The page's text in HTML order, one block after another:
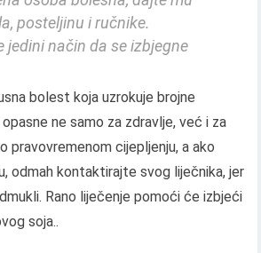
posteljinu i ručnike.
jedini način da se izbjegne
bolest koja uzrokuje brojne
ne samo za zdravlje, već i za
pravovremenom cijepljenju, a ako
odmah kontaktirajte svog liječnika, jer
Rano liječenje pomoći će izbjeći
soja..